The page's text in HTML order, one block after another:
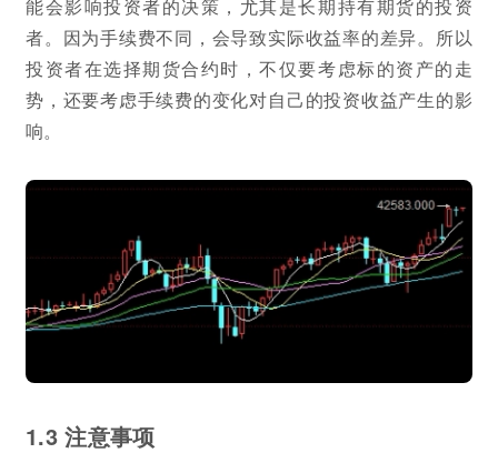
能会影响投资者的决策，尤其是长期持有期货的投资
者。因为手续费不同，会导致实际收益率的差异。所以
投资者在选择期货合约时，不仅要考虑标的资产的走
势，还要考虑手续费的变化对自己的投资收益产生的影
响。
1.3 注意事项